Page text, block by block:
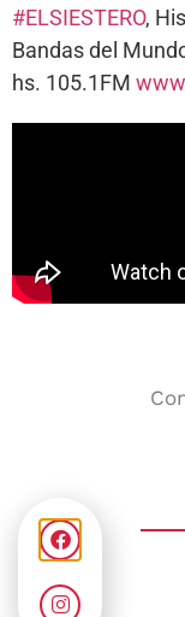
#ELSIESTERO,
Bandas del
hs. 105.1FM